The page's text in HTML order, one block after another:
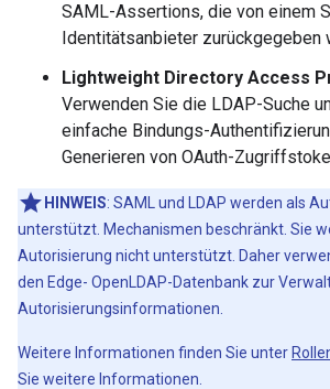
SAML-Assertions, die von einem
Identitätsanbieter zurückgegeben
Lightweight Directory Access
Verwenden Sie die LDAP-Suche
einfache Bindungs-
Generieren von OAuth-
HINWEIS: SAML und LDAP werden als
unterstützt. Mechanismen beschränkt. Sie
Autorisierung nicht unterstützt. Daher
den Edge- OpenLDAP-Datenbank zur
Autorisierungsinformationen.
Weitere Informationen finden Sie unter
Sie weitere Informationen.